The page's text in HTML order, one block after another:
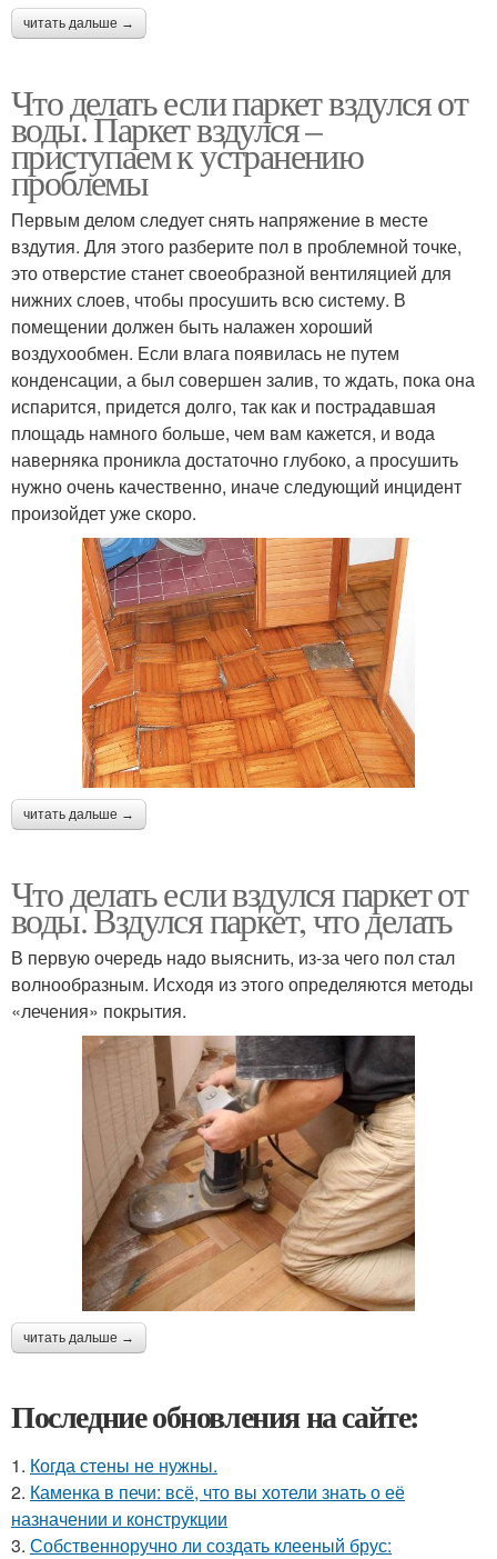
читать дальше →
Что делать если паркет вздулся от
воды. Паркет вздулся –
приступаем к устранению
проблемы
Первым делом следует снять напряжение в месте
вздутия. Для этого разберите пол в проблемной точке,
это отверстие станет своеобразной вентиляцией для
нижних слоев, чтобы просушить всю систему. В
помещении должен быть налажен хороший
воздухообмен. Если влага появилась не путем
конденсации, а был совершен залив, то ждать, пока она
испарится, придется долго, так как и пострадавшая
площадь намного больше, чем вам кажется, и вода
наверняка проникла достаточно глубоко, а просушить
нужно очень качественно, иначе следующий инцидент
произойдет уже скоро.
читать дальше →
Что делать если вздулся паркет от
воды. Вздулся паркет, что делать
В первую очередь надо выяснить, из-за чего пол стал
волнообразным. Исходя из этого определяются методы
«лечения» покрытия.
читать дальше →
Последние обновления на сайте:
1. Когда стены не нужны.
2. Каменка в печи: всё, что вы хотели знать о её
назначении и конструкции
3. Собственноручно ли создать клееный брус: